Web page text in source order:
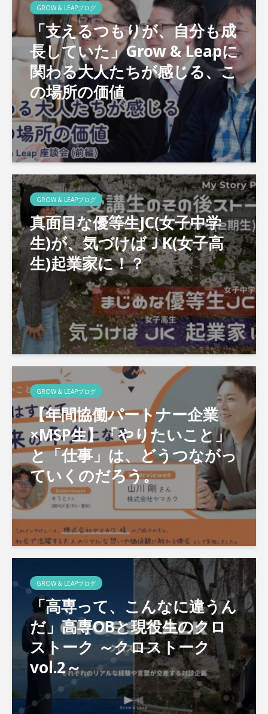
GROW & LEAPブログ
「支えるつもりが、自分も成
長していた」Grow & Leapに
関わる大人たちが感じる、こ
の場所の価値
GROW & LEAPブログ
真面目な優等生JC(女子中学
生)が、気づけばＪK(女子高
生)起業家に！？
GROW & LEAPブログ
【年間協働パートナー企業
×MSP生】「やりたいこと」
と「仕事」は、どうつながっ
ていくのだろう。
GROW & LEAPブログ
「高専って、こんなに違うん
だ」高専OBと現役生のクロ
ストーク ～クロストーク
vol.2～